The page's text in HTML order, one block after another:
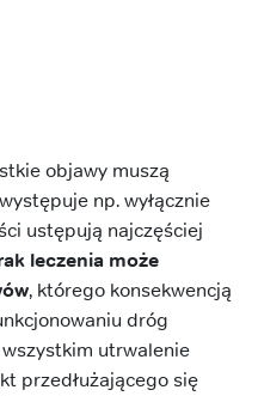
objawy muszą
np. wyłącznie
ustępują najczęściej
leczenia może
, którego konsekwencją
dróg
utrwalenie
przedłużającego się